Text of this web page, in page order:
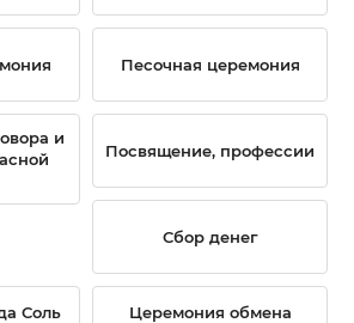
Песочная церемония
и
Посвящение, профессии
Сбор денег
Соль
Церемония обмена